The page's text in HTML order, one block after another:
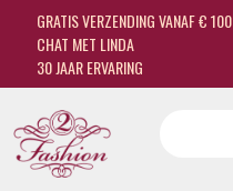
GRATIS VERZENDING VANAF € 100
CHAT MET LINDA
30 JAAR ERVARING